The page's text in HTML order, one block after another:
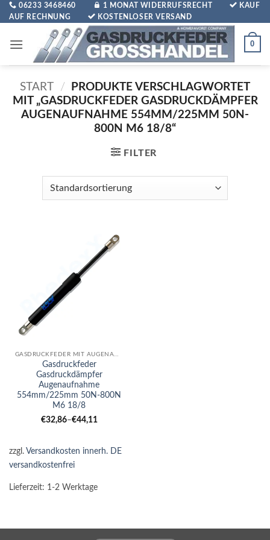
Zum
Inhalt
06233 3468460 1 MONAT WIDERRUFSRECHT
KAUF
AUF RECHNUNG
KOSTENLOSER VERSAND
0
START /
PRODUKTE VERSCHLAGWORTET
MIT „GASDRUCKFEDER GASDRUCKDÄMPFER
AUGENAUFNAHME 554MM/225MM 50N-
800N M6 18/8“
FILTER
GASDRUCKFEDER MIT AUGENAUFNAHME
Gasdruckfeder
Gasdruckdämpfer
Augenaufnahme
554mm/225mm 50N-800N
M6 18/8
€32,86–€44,11
zzgl. Versandkosten innerh. DE
versandkostenfrei
Lieferzeit: 1-2 Werktage